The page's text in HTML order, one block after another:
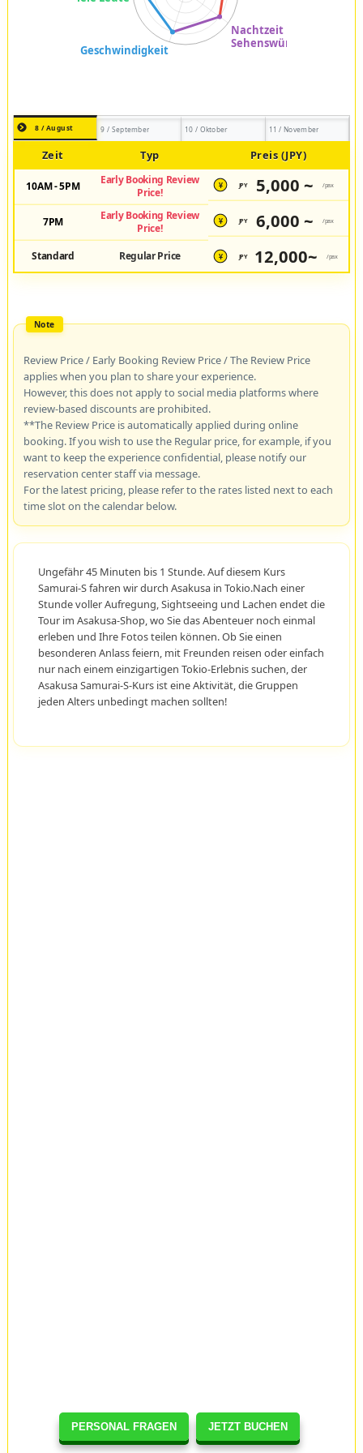
PERSONAL FRAGEN JETZT BUCHEN
8 / August 9 / September 10 / Oktober 11 / November
Zeit Typ Preis (JPY)
10AM - 5PM
Early Booking Review
Price!
¥ JPY 5,000 ~ /pax
7PM
Early Booking Review
Price!
¥ JPY 6,000 ~ /pax
Standard Regular Price ¥ JPY 12,000~ /pax
Review Price / Early Booking Review Price / The Review Price
applies when you plan to share your experience.
However, this does not apply to social media platforms where
review-based discounts are prohibited.
**The Review Price is automatically applied during online
booking. If you wish to use the Regular price, for example, if you
want to keep the experience confidential, please notify our
reservation center staff via message.
For the latest pricing, please refer to the rates listed next to each
time slot on the calendar below.
Ungefähr 45 Minuten bis 1 Stunde. Auf diesem Kurs
Samurai-S fahren wir durch Asakusa in Tokio.Nach einer
Stunde voller Aufregung, Sightseeing und Lachen endet die
Tour im Asakusa-Shop, wo Sie das Abenteuer noch einmal
erleben und Ihre Fotos teilen können. Ob Sie einen
besonderen Anlass feiern, mit Freunden reisen oder einfach
nur nach einem einzigartigen Tokio-Erlebnis suchen, der
Asakusa Samurai-S-Kurs ist eine Aktivität, die Gruppen
jeden Alters unbedingt machen sollten!